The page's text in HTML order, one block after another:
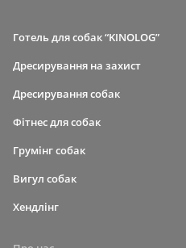
Готель для собак “KINOLOG”
Дресирування на захист
Дресирування собак
Фітнес для собак
Грумінг собак
Вигул собак
Хендлінг